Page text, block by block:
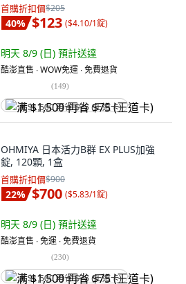
首購折扣價$205
40% $123 ($4.10/1錠)
明天 8/9 (日) 預計送達
酷澎直售 ∙ WOW免運 ∙ 免費退貨
(149)
满 $1,500 再省 $75 (王道卡)
OHMIYA 日本活力B群 EX PLUS加強
錠, 120顆, 1盒
首購折扣價$900
22% $700 ($5.83/1錠)
明天 8/9 (日) 預計送達
酷澎直售 ∙ 免運 ∙ 免費退貨
(230)
满 $1,500 再省 $75 (王道卡)